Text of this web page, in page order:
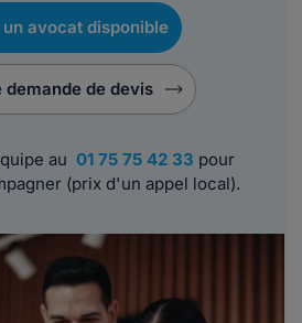
avocat disponible
demande de devis
au 01 75 75 42 33 pour
(prix d'un appel local).